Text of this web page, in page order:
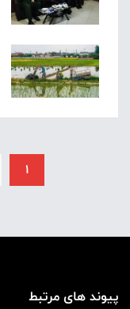
1
پیوند های مرتبط